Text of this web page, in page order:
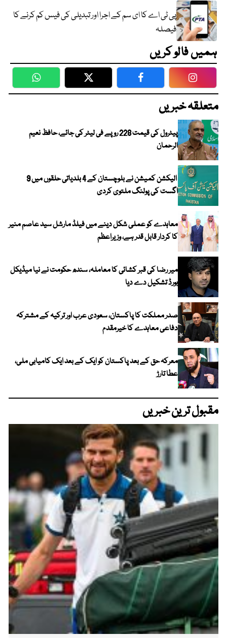
پی ٹی اے کا ای سم کے اجرا اور تبدیلی کی فیس کم کرنے کا
فیصلہ
ہمیں فالو کریں
WhatsApp Twitter Facebook
متعلقہ خبریں
پیٹرول کی قیمت 228 روپے فی لیٹر کی جائے، حافظ نعیم
الرحمان
الیکشن کمیشن نے بلوچستان کے 4 بلدیاتی حلقوں میں 9
اگست کی پولنگ ملتوی کردی
معاہدے کو عملی شکل دینے میں فیلڈ مارشل سید عاصم منیر
کا کردار قابل قدر ہے، وزیراعظم
میر رضا کی قبر کشائی کا معاملہ، سندھ حکومت نے نیا میڈیکل
بورڈ تشکیل دے دیا
صدر مملکت کا پاکستان، سعودی عرب اور ترکیہ کے مشترکہ
دفاعی معاہدے کا خیرمقدم
معرکہ حق کے بعد پاکستان کو ایک کے بعد ایک کامیابی ملی،
عطا تارڑ
مقبول ترین خبریں